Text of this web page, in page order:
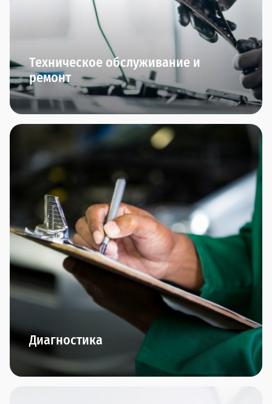
Техническое обслуживание и
ремонт
Мы начинаем заботиться о вашем автомобиле
сразу после того, как вы его приобрели.
В Прагматика мы приглашаем вас на ТО-0 через
полгода после приобретения автомобиля. Далее
вы сможете пройти плановое ТО и межсервисное
ТО.
Диагностика
В наших дилерских центрах представлено
новейшее диагностическое оборудование.